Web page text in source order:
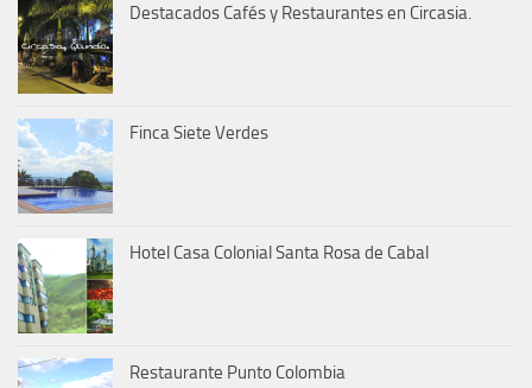
Destacados Cafés y Restaurantes en Circasia.
Finca Siete Verdes
Hotel Casa Colonial Santa Rosa de Cabal
Restaurante Punto Colombia